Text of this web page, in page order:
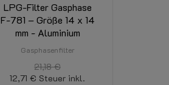
LPG-Filter Gasphase
F-781 – Größe 14 x 14
mm - Aluminium
Gasphasenfilter
21,18 €
12,71 € Steuer inkl.